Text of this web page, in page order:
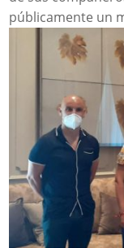
públicamente un